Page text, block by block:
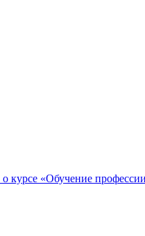
курсе «Обучение